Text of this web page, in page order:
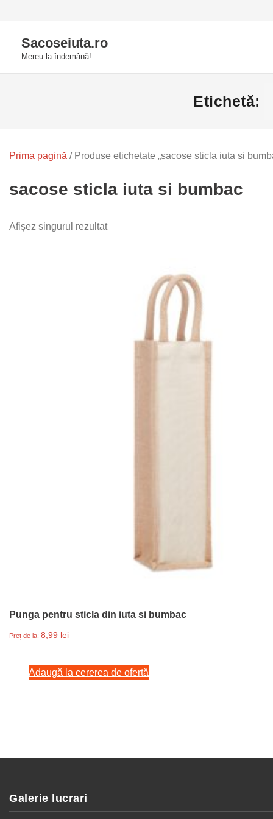
contentSacoseiuta.ro
Mereu la îndemână!
Etichetă:
Prima pagină / Produse etichetate „sacose sticla iuta si
sacose sticla iuta si bumbac
Afișez singurul rezultat
Punga pentru sticla din iuta si bumbac
Preț de la: 8,99 lei
Adaugă la cererea de ofertă
Galerie lucrari